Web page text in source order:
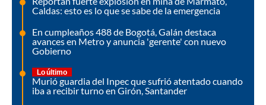
Caldas: esto es lo que se sabe de la emergencia
En cumpleaños 488 de Bogotá, Galán destaca
avances en Metro y anuncia 'gerente' con nuevo
Gobierno
Lo último
Murió guardia del Inpec que sufrió atentado cuando
iba a recibir turno en Girón, Santander